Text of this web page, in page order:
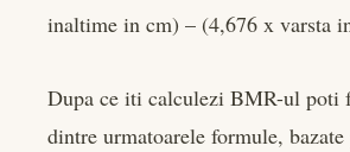
inaltime in cm) – (4,676 x varsta
Dupa ce iti calculezi BMR-ul poti
dintre urmatoarele formule,